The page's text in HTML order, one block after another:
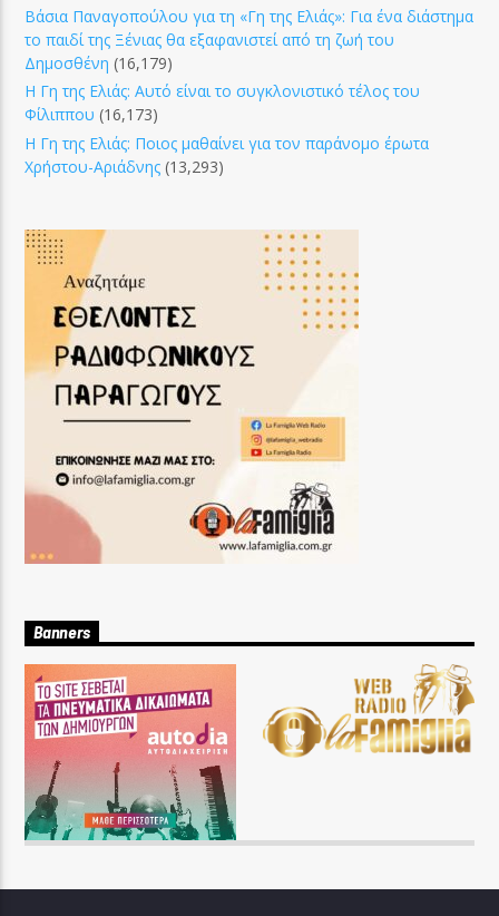
Βάσια Παναγοπούλου για τη «Γη της Ελιάς»: Για ένα διάστημα
το παιδί της Ξένιας θα εξαφανιστεί από τη ζωή του
Δημοσθένη (16,179)
Η Γη της Ελιάς: Αυτό είναι το συγκλονιστικό τέλος του
Φίλιππου (16,173)
Η Γη της Ελιάς: Ποιος μαθαίνει για τον παράνομο έρωτα
Χρήστου-Αριάδνης (13,293)
Banners